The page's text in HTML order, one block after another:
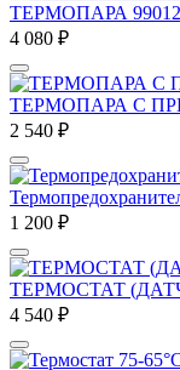
ТЕРМОПАРА
4 080 ₽
ТЕРМОПАРА С
2 540 ₽
1 200 ₽
ТЕРМОСТАТ
4 540 ₽